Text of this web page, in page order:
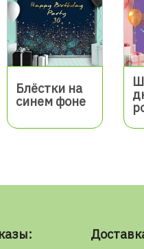
Блёстки на
синем фоне